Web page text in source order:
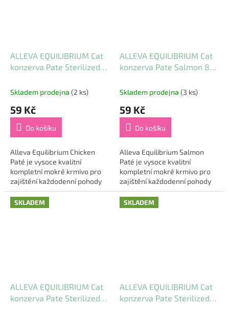
ALLEVA EQUILIBRIUM Cat
konzerva Pate Sterilized
Skladem prodejna (2 ks)
59 Kč
Do košíku
Alleva Equilibrium Chicken
Paté je vysoce kvalitní
kompletní mokré krmivo pro
zajištění každodenní pohody
dospělých a kastrovaných
koček. Chutná receptura
založená na kuřecím...
ALLEVA EQUILIBRIUM Cat
konzerva Pate Salmon 85
Skladem prodejna (3 ks)
59 Kč
Do košíku
Alleva Equilibrium Salmon
Paté je vysoce kvalitní
kompletní mokré krmivo pro
zajištění každodenní pohody
dospělých koček. Chutná
receptura založená na lososu
jako jediném zdroji...
SKLADEM
ALLEVA EQUILIBRIUM Cat
konzerva Pate Sterilized
SKLADEM
ALLEVA EQUILIBRIUM Cat
konzerva Pate Sterilized